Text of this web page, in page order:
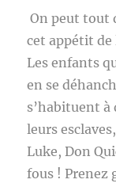
On peut tout
cet appétit de
Les enfants
en se
s’habituent à
leurs
Luke, Don
fous ! Prenez